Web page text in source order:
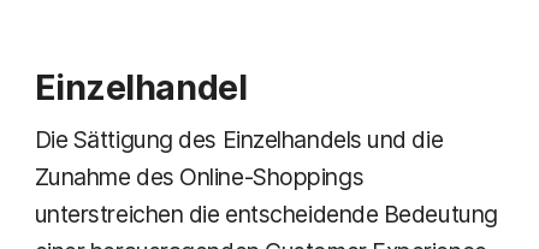
Einzelhandel
Die Sättigung des Einzelhandels und die
Zunahme des Online-Shoppings
unterstreichen die entscheidende Bedeutung